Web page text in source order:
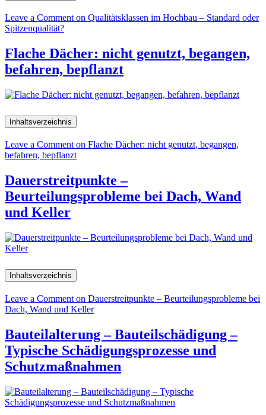
Leave a Comment on Qualitätsklassen im Hochbau – Standard oder
Spitzenqualität?
Flache Dächer: nicht genutzt, begangen,
befahren, bepflanzt
Inhaltsverzeichnis
Leave a Commenton Flache Dächer: nicht genutzt, begangen,
befahren, bepflanzt
Dauerstreitpunkte –
Beurteilungsprobleme bei Dach, Wand
und Keller
Inhaltsverzeichnis
Leave a Comment on Dauerstreitpunkte – Beurteilungsprobleme bei
Dach, Wand und Keller
Bauteilalterung – Bauteilschädigung –
Typische Schädigungsprozesse und
Schutzmaßnahmen